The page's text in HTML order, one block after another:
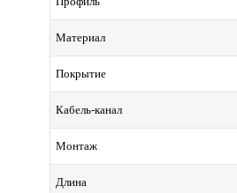
Материал
Покрытие
Кабель-канал
Монтаж
Длина